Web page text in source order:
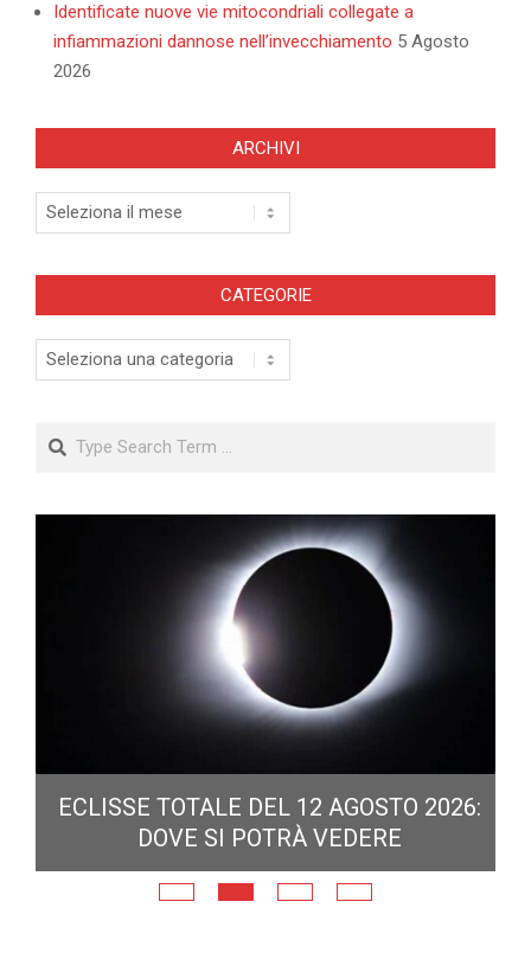
Identificate nuove vie mitocondriali collegate a
infiammazioni dannose nell’invecchiamento 5 Agosto
2026
ARCHIVI
Archivi
CATEGORIE
Categorie
Search
ECLISSE TOTALE DEL 12 AGOSTO 2026:
DOVE SI POTRÀ VEDERE